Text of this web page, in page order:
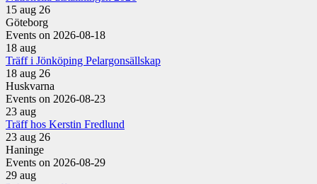
15 aug 26
Göteborg
Events on 2026-08-18
18 aug
Träff i Jönköping Pelargonsällskap
18 aug 26
Huskvarna
Events on 2026-08-23
23 aug
Träff hos Kerstin Fredlund
23 aug 26
Haninge
Events on 2026-08-29
29 aug